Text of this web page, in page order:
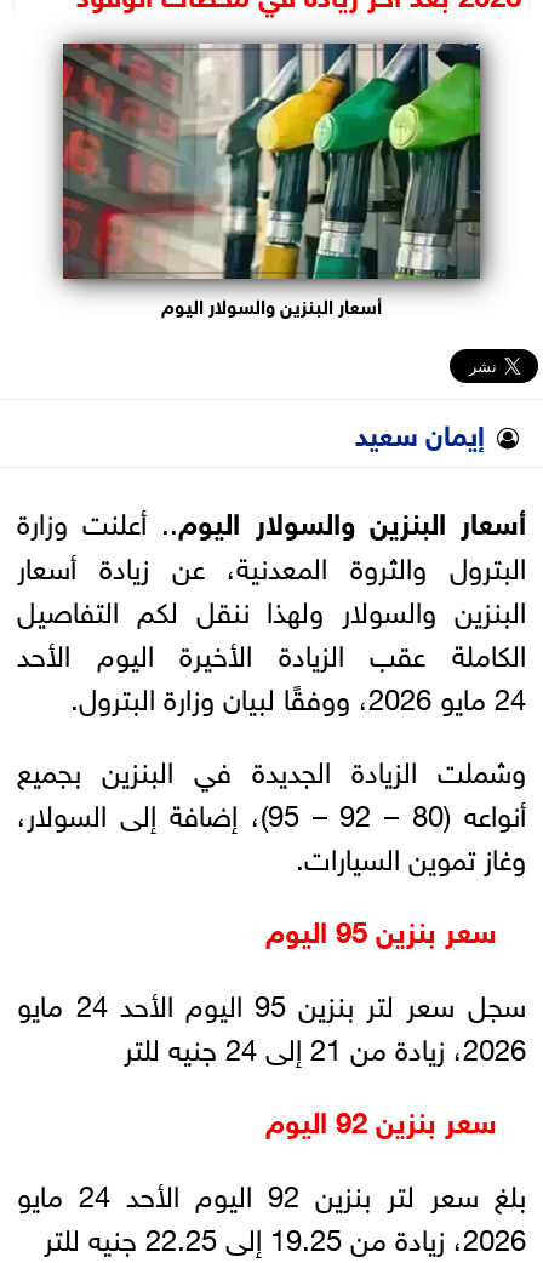
البرلمان
الوزارات
الأحزاب
أسعار البنزين والسولار اليوم
إيمان سعيد
أسعار البنزين والسولار اليوم.. أعلنت وزارة
البترول والثروة المعدنية، عن زيادة أسعار
البنزين والسولار ولهذا ننقل لكم التفاصيل
الكاملة عقب الزيادة الأخيرة اليوم الأحد
24 مايو 2026، ووفقًا لبيان وزارة البترول.
وشملت الزيادة الجديدة في البنزين بجميع
أنواعه (80 – 92 – 95)، إضافة إلى السولار،
وغاز تموين السيارات.
سعر بنزين 95 اليوم
سجل سعر لتر بنزين 95 اليوم الأحد 24 مايو
2026، زيادة من 21 إلى 24 جنيه للتر
سعر بنزين 92 اليوم
بلغ سعر لتر بنزين 92 اليوم الأحد 24 مايو
2026، زيادة من 19.25 إلى 22.25 جنيه للتر